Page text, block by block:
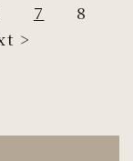
7
8
>